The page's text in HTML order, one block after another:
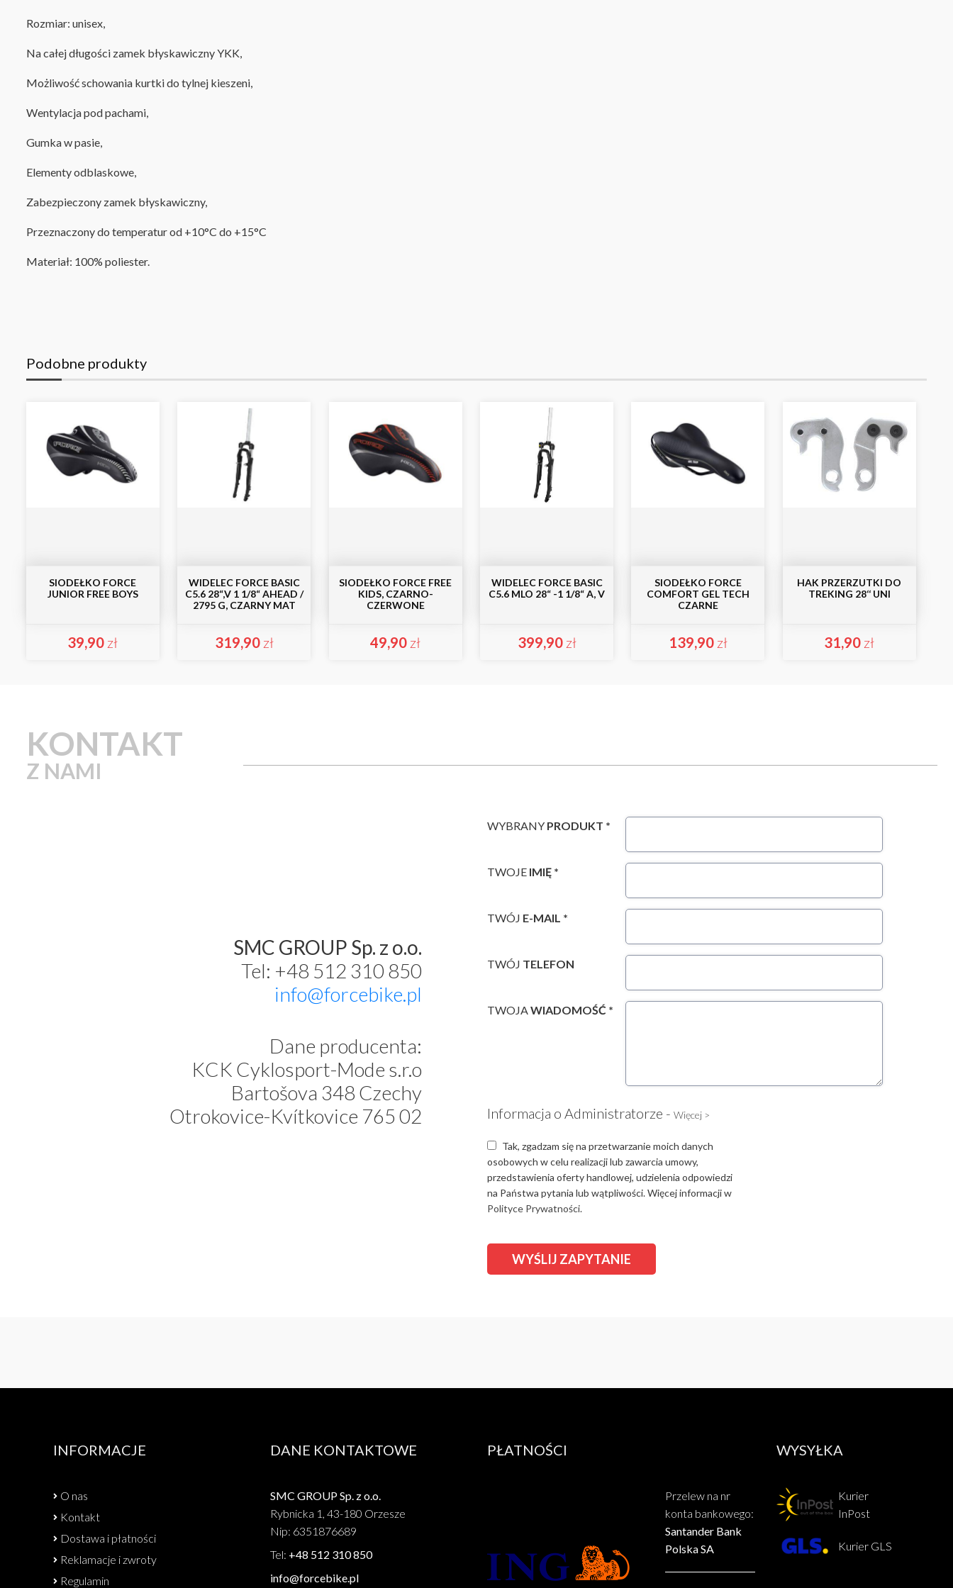
Rozmiar: unisex,
Na całej długości zamek błyskawiczny YKK,
Możliwość schowania kurtki do tylnej kieszeni,
Wentylacja pod pachami,
Gumka w pasie,
Elementy odblaskowe,
Zabezpieczony zamek błyskawiczny,
Przeznaczony do temperatur od +10°C do +15°C
Materiał: 100% poliester.
Podobne produkty
SIODEŁKO FORCE
JUNIOR FREE BOYS
39,90 zł
WIDELEC FORCE BASIC
C5.6 28“,V 1 1/8“ AHEAD /
2795 G, CZARNY MAT
319,90 zł
SIODEŁKO FORCE FREE
KIDS, CZARNO-
CZERWONE
49,90 zł
WIDELEC FORCE BASIC
C5.6 MLO 28“ -1 1/8“ A, V
399,90 zł
SIODEŁKO FORCE
COMFORT GEL TECH
CZARNE
139,90 zł
HAK PRZERZUTKI DO
TREKING 28‘‘ UNI
31,90 zł
KONTAKT
Z NAMI
SMC GROUP Sp. z o.o.
Tel: +48 512 310 850
info@forcebike.pl
Dane producenta:
KCK Cyklosport-Mode s.r.o
Bartošova 348 Czechy
Otrokovice-Kvítkovice 765 02
WYBRANY PRODUKT *
TWOJE IMIĘ *
TWÓJ E-MAIL *
TWÓJ TELEFON
TWOJAWIADOMOŚĆ *
Informacja o Administratorze - Więcej >
Tak, zgadzam się na przetwarzanie moich danych
osobowych w celu realizacji lub zawarcia umowy,
przedstawienia oferty handlowej, udzielenia odpowiedzi
na Państwa pytania lub wątpliwości. Więcej informacji w
Polityce Prywatności.
INFORMACJE
O nas
Kontakt
Dostawa i płatności
Reklamacje i zwroty
Regulamin
DANE KONTAKTOWE
SMC GROUP Sp. z o.o.
Rybnicka 1, 43-180 Orzesze
Nip: 6351876689
Tel: +48 512 310 850
info@forcebike.pl
PŁATNOŚCI
Przelew na nr
konta bankowego:
Santander Bank
Polska SA
WYSYŁKA
Kurier
InPost
Kurier GLS